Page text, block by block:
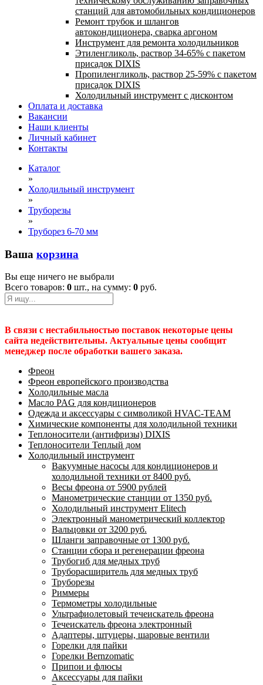
станций для автомобильных кондиционеров
Ремонт трубок и шлангов
автокондиционера, сварка аргоном
Инструмент для ремонта холодильников
Этиленгликоль, раствор 34-65% с пакетом
присадок DIXIS
Пропиленгликоль, раствор 25-59% с пакетом
присадок DIXIS
Холодильный инструмент с дисконтом
Оплата и доставка
Вакансии
Наши клиенты
Личный кабинет
Контакты
Каталог
»
Холодильный инструмент
»
Труборезы
»
Труборез 6-70 мм
Ваша корзина
Вы еще ничего не выбрали
Всего товаров: 0 шт., на сумму: 0 руб.
В связи с нестабильностью поставок некоторые цены
сайта недействительны. Актуальные цены сообщит
менеджер после обработки вашего заказа.
Фреон
Фреон европейского производства
Холодильные масла
Масло PAG для кондиционеров
Одежда и аксессуары с символикой HVAC-TEAM
Химические компоненты для холодильной техники
Теплоносители (антифризы) DIXIS
Теплоносители Теплый дом
Холодильный инструмент
Вакуумные насосы для кондиционеров и
холодильной техники от 8400 руб.
Весы фреона от 5900 рублей
Манометрические станции от 1350 руб.
Холодильный инструмент Elitech
Электронный манометрический коллектор
Вальцовки от 3200 руб.
Шланги заправочные от 1300 руб.
Станции сбора и регенерации фреона
Трубогиб для медных труб
Труборасширитель для медных труб
Труборезы
Риммеры
Термометры холодильные
Ультрафиолетовый течеискатель фреона
Течеискатель фреона электронный
Адаптеры, штуцеры, шаровые вентили
Горелки для пайки
Горелки Bernzomatic
Припои и флюсы
Аксессуары для пайки